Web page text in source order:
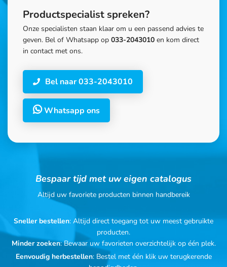
Productspecialist spreken?
Onze specialisten staan klaar om u een passend advies te
geven. Bel of Whatsapp op 033-2043010 en kom direct
in contact met ons.
Bel naar 033-2043010
Whatsapp ons
Bespaar tijd met uw eigen catalogus
Altijd uw favoriete producten binnen handbereik
Sneller bestellen: Altijd direct toegang tot uw meest gebruikte
producten.
Minder zoeken: Bewaar uw favorieten overzichtelijk op één plek.
Eenvoudig herbestellen: Bestel met één klik uw terugkerende